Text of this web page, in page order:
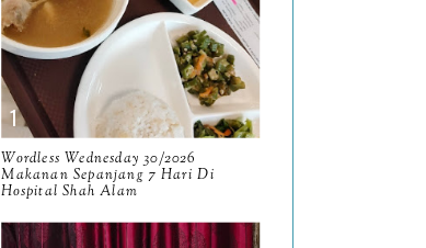
December15
November
October 13
September
August8
July 14
Wordless Wednesday 30/2026
Makanan Sepanjang 7 Hari Di
Hospital Shah Alam